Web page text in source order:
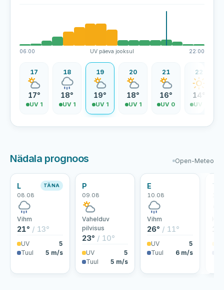
06:00 UV päeva jooksul 22:00
17
17°
UV 1
18
18°
UV 1
19
19°
UV 1
20
18°
UV 1
21
16°
UV 0
22
14°
UV 0
Nädala prognoos Open-Meteo
L
08.08
TÄNA
Vihm
21° / 13°
UV
5
Tuul
5 m/s
P
09.08
Vahelduv
pilvisus
23° / 10°
UV
5
Tuul
5 m/s
E
10.08
Vihm
26° / 11°
UV
5
Tuul
6 m/s
T